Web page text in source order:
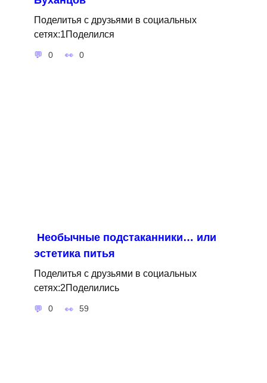
Поделитья с друзьями в социальных
сетях:1Поделился
0 0
Необычные подстаканники… или
эстетика питья
Поделитья с друзьями в социальных
сетях:2Поделились
0 59